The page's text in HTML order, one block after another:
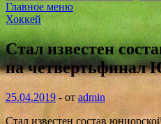
Главное меню
Хоккей
Стал известен
на
25.04.2019 - от admin
Стал известен состав